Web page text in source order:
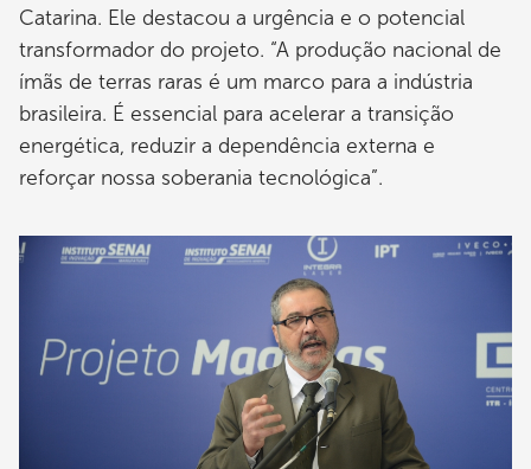
Catarina. Ele destacou a urgência e o potencial
transformador do projeto. “A produção nacional de
ímãs de terras raras é um marco para a indústria
brasileira. É essencial para acelerar a transição
energética, reduzir a dependência externa e
reforçar nossa soberania tecnológica”.
Imagem